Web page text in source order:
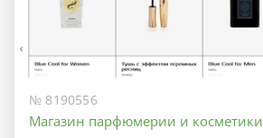
№ 8190556
Магазин парфюмерии и косметики